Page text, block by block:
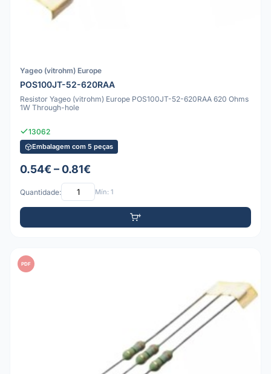
Yageo (vitrohm) Europe
POS100JT-52-620RAA
Resistor Yageo (vitrohm) Europe POS100JT-52-620RAA 620 Ohms
1W Through-hole
13062
Embalagem com 5 peças
0.54€ – 0.81€
Quantidade: Mín: 1
PDF